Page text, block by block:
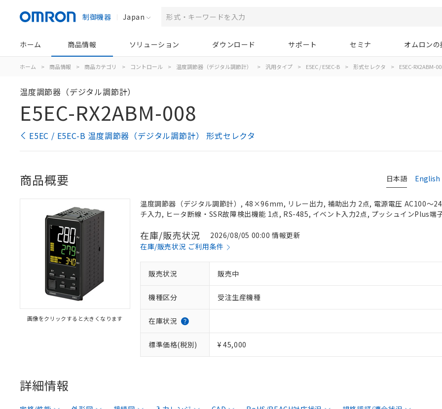
制御機器 Japan
ホーム 商品情報 ソリューション ダウンロード サポート セミナ オムロン
ホーム > 商品情報 > 商品カテゴリ > コントロール > 温度調節器（デジタル調節計） > 汎用タイプ > E5EC / E5EC-B > 形式セレクタ > E5EC-RX2ABM-
温度調節器（デジタル調節計）
E5EC-RX2ABM-008
E5EC / E5EC-B 温度調節器（デジタル調節計） 形式セレクタ
日本語 English
商品概要
画像をクリックすると大きくなります
温度調節器（デジタル調節計）, 48×96mm, リレー出力, 補助出力 2点, 電源電圧 AC100～
チ入力, ヒータ断線・SSR故障検出機能 1点, RS-485, イベント入力2点, プッシュインPlus端
在庫/販売状況
2026/08/05 00:00 情報更新
在庫/販売状況 ご利用条件
販売状況 販売中
機種区分 受注生産機種
在庫状況
標準価格(税別) ¥ 45,000
詳細情報